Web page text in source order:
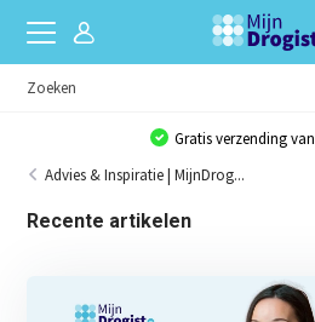
Gratis verzending
Advies & Inspiratie | MijnDrog...
Recente artikelen